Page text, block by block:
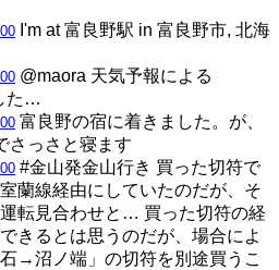
I'm at 富良野駅 in 富良野市, 北海
@maora 天気予報による
た…
富良野の宿に着きました。が、
さっさと寝ます
#金山発金山行き 買った切符で
蘭線経由にしていたのだが、そ
転見合わせと… 買った切符の経
きるとは思うのだが、場合によ
→沼ノ端」の切符を別途買うこ